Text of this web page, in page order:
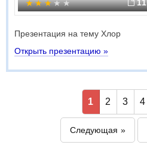
11
Презентация на тему Хлор
Открыть презентацию »
1 2 3 4
Следующая